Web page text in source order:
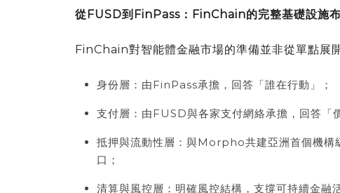
從FUSD到 FinPass ： FinChain的完整基礎設施
FinChain對智能體金融市場的準備並非從單點展
身份層：由FinPass承擔，回答 「誰在行動 」 ；
支付層：由FUSD與各家支付網絡承擔，回答 「
抵押與流動性層：與Morpho共建亞洲首個機構
口；
清算與風控層：明確風控結構，支撐可持續金融活